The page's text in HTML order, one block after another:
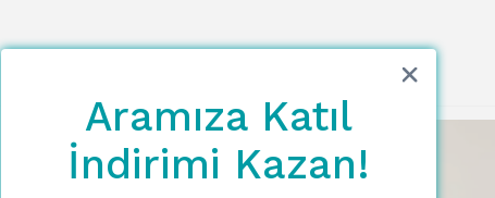
Aramıza Katıl
İndirimi Kazan!